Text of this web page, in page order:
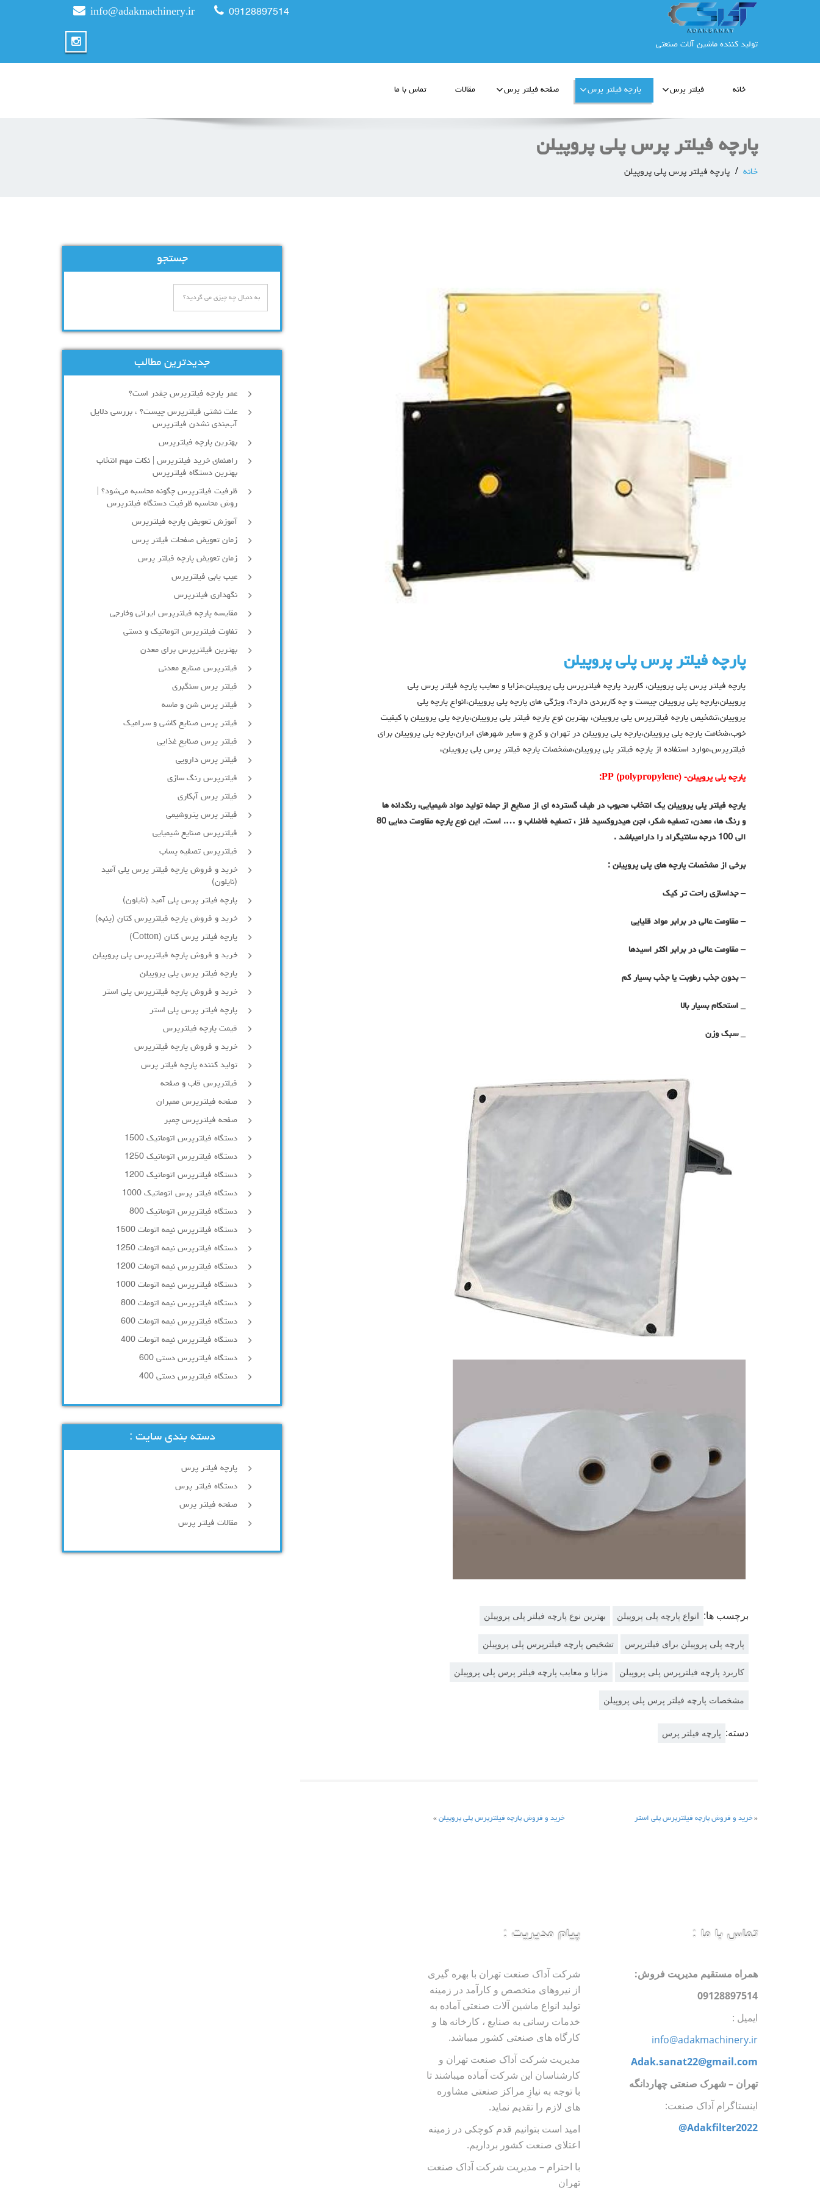
تولید کننده ماشین آلات صنعتی
info@adakmachinery.ir 09128897514
خانه فیلتر پرس پارچه فیلتر پرس صفحه فیلتر پرس مقالات تماس با ما
پارچه فیلتر پرس پلی پروپیلن
خانه پارچه فیلتر پرس پلی پروپیلن
پارچه فیلتر پرس پلی پروپیلن
پارچه فیلتر پرس پلی پروپیلن، کاربرد پارچه فیلترپرس پلی پروپیلن،مزایا و معایب پارچه فیلتر پرس پلی
پروپیلن،پارچه پلی پروپیلن چیست و چه کاربردی دارد؟، ویژگی های پارچه پلی پروپیلن،انواع پارچه پلی
پروپیلن،تشخیص پارچه فیلترپرس پلی پروپیلن، بهترین نوع پارچه فیلتر پلی پروپیلن،پارچه پلی پروپیلن با کیفیت
خوب،ضخامت پارچه پلی پروپیلن،پارچه پلی پروپیلن در تهران و کرج و سایر شهرهای ایران،پارچه پلی پروپیلن برای
فیلترپرس،موارد استفاده از پارچه فیلتر پلی پروپیلن،مشخصات پارچه فیلتر پرس پلی پروپیلن،
پارچه پلی پروپیلن- PP (polypropylene)
:
پارچه فیلتر پلی پروپیلن یک انتخاب محبوب در طیف گسترده ای از صنایع از جمله تولید مواد شیمیایی، رنگدانه ها
و رنگ ها، معدن، تصفیه شکر، لجن هیدروکسید فلز ، تصفیه فاضلاب و …. است. این نوع پارچه مقاومت دمایی 80
الی 100 درجه سانتیگراد را دارامیباشد .
برخی از مشخصات پارچه های پلی پروپیلن :
– جداسازی راحت تر کیک
– مقاومت عالی در برابر مواد قلیایی
– مقاومت عالی در برابر اکثر اسیدها
– بدون جذب رطوبت یا جذب بسیار کم
استحکام بسیار بالا
سبک وزن
برچسب ها: انواع پارچه پلی پروپیلن بهترین نوع پارچه فیلتر پلی پروپیلن
پارچه پلی پروپیلن برای فیلترپرس تشخیص پارچه فیلترپرس پلی پروپیلن
کاربرد پارچه فیلترپرس پلی پروپیلن مزایا و معایب پارچه فیلتر پرس پلی پروپیلن
مشخصات پارچه فیلتر پرس پلی پروپیلن
دسته: پارچه فیلتر پرس
« خرید و فروش پارچه فیلترپرس پلی استر خرید و فروش پارچه فیلترپرس پلی پروپیلن »
جستجو
جدیدترین مطالب
عمر پارچه فیلترپرس چقدر است؟
علت نشتی فیلترپرس چیست؟ ، بررسی دلایل
آب‌بندی نشدن فیلترپرس
بهترین پارچه فیلترپرس
راهنمای خرید فیلترپرس | نکات مهم انتخاب
بهترین دستگاه فیلترپرس
ظرفیت فیلترپرس چگونه محاسبه می‌شود؟ |
روش محاسبه ظرفیت دستگاه فیلترپرس
آموزش تعویض پارچه فیلترپرس
زمان تعویض صفحات فیلتر پرس
زمان تعویض پارچه فیلتر پرس
عیب یابی فیلترپرس
نگهداری فیلترپرس
مقایسه پارچه فیلترپرس ایرانی وخارجی
تفاوت فیلترپرس اتوماتیک و دستی
بهترین فیلترپرس برای معدن
فیلترپرس صنایع معدنی
فیلتر پرس سنگبری
فیلتر پرس شن و ماسه
فیلتر پرس صنایع کاشی و سرامیک
فیلتر پرس صنایع غذایی
فیلتر پرس دارویی
فیلترپرس رنگ سازی
فیلتر پرس آبکاری
فیلتر پرس پتروشیمی
فیلترپرس صنایع شیمیایی
فیلترپرس تصفیه پساب
خرید و فروش پارچه فیلتر پرس پلی آمید
(نایلون)
پارچه فیلتر پرس پلی آمید (نایلون)
خرید و فروش پارچه فیلترپرس کتان (پنبه)
پارچه فیلتر پرس کتان (Cotton)
خرید و فروش پارچه فیلترپرس پلی پروپیلن
پارچه فیلتر پرس پلی پروپیلن
خرید و فروش پارچه فیلترپرس پلی استر
پارچه فیلتر پرس پلی استر
قیمت پارچه فیلترپرس
خرید و فروش پارچه فیلترپرس
تولید کننده پارچه فیلتر پرس
فیلترپرس قاب و صفحه
صفحه فیلترپرس ممبران
صفحه فیلترپرس چمبر
دستگاه فیلترپرس اتوماتیک 1500
دستگاه فیلترپرس اتوماتیک 1250
دستگاه فیلترپرس اتوماتیک 1200
دستگاه فیلتر پرس اتوماتیک 1000
دستگاه فیلترپرس اتوماتیک 800
دستگاه فیلترپرس نیمه اتومات 1500
دستگاه فیلترپرس نیمه اتومات 1250
دستگاه فیلترپرس نیمه اتومات 1200
دستگاه فیلترپرس نیمه اتومات 1000
دستگاه فیلترپرس نیمه اتومات 800
دستگاه فیلترپرس نیمه اتومات 600
دستگاه فیلترپرس نیمه اتومات 400
دستگاه فیلترپرس دستی 600
دستگاه فیلترپرس دستی 400
دسته بندی سایت :
پارچه فیلتر پرس
دستگاه فیلتر پرس
صفحه فیلتر پرس
مقالات فیلتر پرس
تماس با ما :
همراه مستقیم مدیریت فروش:
09128897514
ایمیل :
info@adakmachinery.ir
Adak.sanat22@gmail.com
تهران –شهرک صنعتی چهاردانگه
اینستاگرام آداک صنعت:
Adakfilter2022@
پیام مدیریت :
شرکت آداک صنعت تهران با بهره گیری
از نیروهای متخصص و کارآمد در زمینه
تولید انواع ماشین آلات صنعتی آماده به
خدمات رسانی به صنایع ، کارخانه ها و
کارگاه های صنعتی کشور میباشد.
مدیریت شرکت آداک صنعت تهران و
کارشناسان این شرکت آماده میباشند تا
با توجه به نیازِ مراکز صنعتی مشاوره
های لازم را تقدیم نماید.
امید است بتوانیم قدم کوچکی در زمینه
اعتلای صنعت کشور برداریم.
با احترام – مدیریت شرکت آداک صنعت
تهران